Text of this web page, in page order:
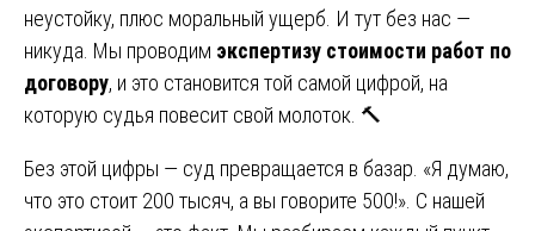
неустойку, плюс моральный ущерб. И тут без нас —
никуда. Мы проводим экспертизу стоимости работ по
договору, и это становится той самой цифрой, на
которую судья повесит свой молоток. 🔨
Без этой цифры — суд превращается в базар. «Я думаю,
что это стоит 200 тысяч, а вы говорите 500!». С нашей